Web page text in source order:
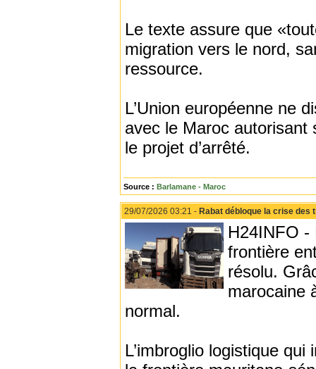
Le texte assure que
migration vers le nord,
ressource.
L’Union européenne ne
avec le Maroc autorisant
le projet d’arrêté.
Source : Barlamane - Maroc
29/07/2026 03:21 - Rabat débloque la crise des
H24INFO -
frontière
résolu.
marocaine
normal.
L’imbroglio logistique